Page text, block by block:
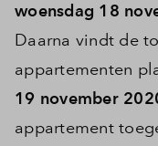
woensdag 18
Daarna vindt de
appartementen
19 november
appartement